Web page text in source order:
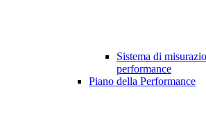
Sistema di
performance
Piano della Performance